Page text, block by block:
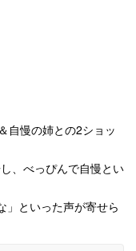
自慢の姉との2ショッ
、べっぴんで自慢とい
」といった声が寄せら